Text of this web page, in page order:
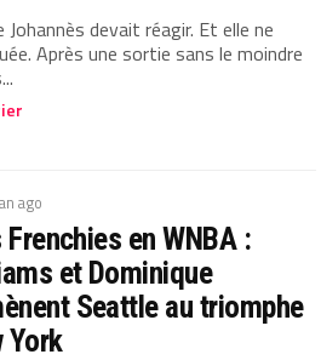
devait réagir. Et elle ne
Après une sortie sans le moindre
ago
en WNBA :
et Dominique
Seattle au triomphe
York